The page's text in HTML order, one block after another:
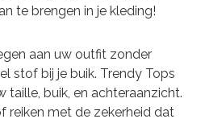
te brengen in je kleding!
aan uw outfit zonder
stof bij je buik. Trendy Tops
taille, buik, en achteraanzicht.
reiken met de zekerheid dat